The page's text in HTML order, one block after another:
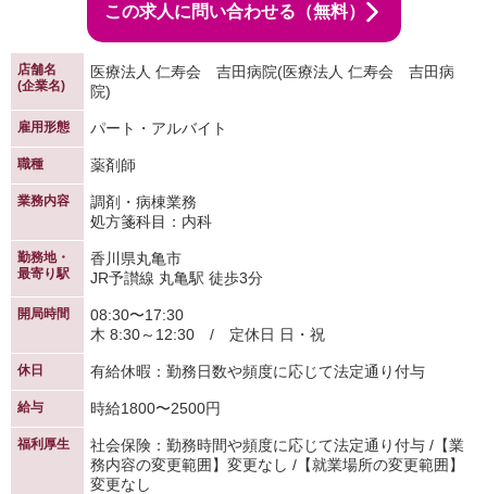
この求人に問い合わせる（無料）
店舗名
(企業名)
医療法人 仁寿会 吉田病院(医療法人 仁寿会 吉田病
院)
雇用形態 パート・アルバイト
職種 薬剤師
業務内容
調剤・病棟業務
処方箋科目：内科
勤務地・
最寄り駅
香川県丸亀市
JR予讃線 丸亀駅 徒歩3分
開局時間
08:30〜17:30
木 8:30～12:30 / 定休日 日・祝
休日 有給休暇：勤務日数や頻度に応じて法定通り付与
給与 時給1800〜2500円
福利厚生
社会保険：勤務時間や頻度に応じて法定通り付与 /【業
務内容の変更範囲】変更なし /【就業場所の変更範囲】
変更なし